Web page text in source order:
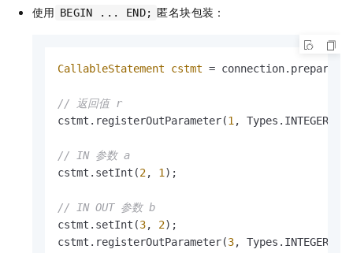
使用 BEGIN ... END; 匿名块包装：
CallableStatement cstmt =
// 返回值 r
cstmt.registerOutParameter(1 , Types.INTEGER);
// IN 参数 a
cstmt.setInt(2, 1 );
// IN OUT 参数 b
cstmt.setInt(3, 2);
cstmt.registerOutParameter(3, Types.INTEGER);